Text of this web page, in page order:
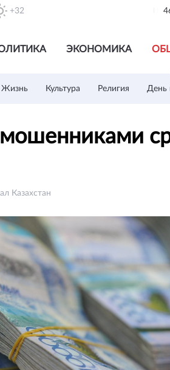
+32
ЭКОНОМИКА
Жизнь Культура Религия День
Казахстан